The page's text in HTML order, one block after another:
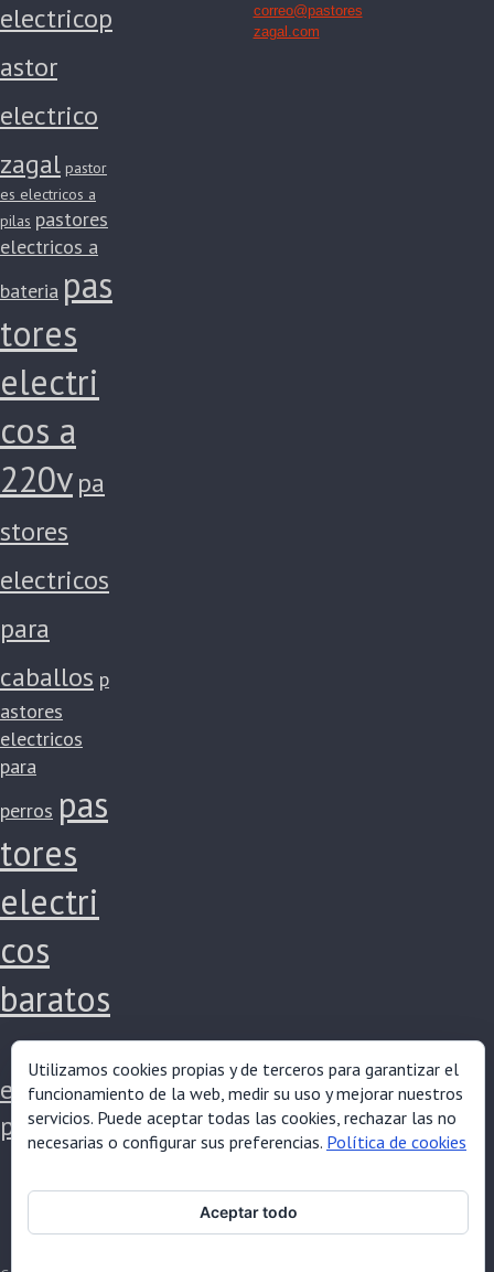
electricop
astor
electrico
zagal pastor
es electricos a
pilas pastores
electricos a
bateria pas
tores
electri
cos a
220vpa
stores
electricos
para
caballos p
astores
electricos
para
perros pas
tores
electri
cos
baratos
pastores
electricos
potentes
correo@pastores
zagal.com
Utilizamos cookies propias y de terceros para garantizar el
funcionamiento de la web, medir su uso y mejorar nuestros
servicios. Puede aceptar todas las cookies, rechazar las no
necesarias o configurar sus preferencias. Política de cookies
Aceptar todo